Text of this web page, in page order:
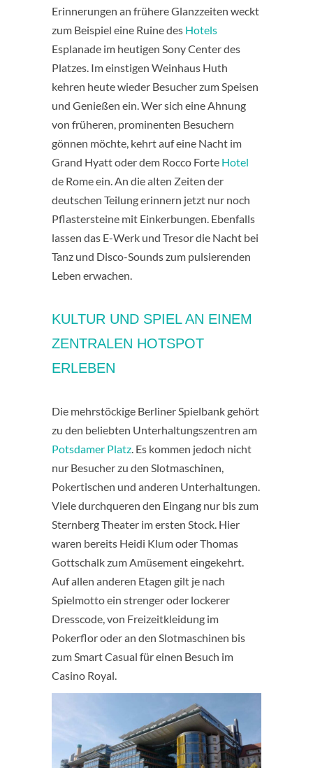
Erinnerungen an frühere Glanzzeiten weckt
zum Beispiel eine Ruine des Hotels
Esplanade im heutigen Sony Center des
Platzes. Im einstigen Weinhaus Huth
kehren heute wieder Besucher zum Speisen
und Genießen ein. Wer sich eine Ahnung
von früheren, prominenten Besuchern
gönnen möchte, kehrt auf eine Nacht im
Grand Hyatt oder dem Rocco Forte Hotel
de Rome ein. An die alten Zeiten der
deutschen Teilung erinnern jetzt nur noch
Pflastersteine mit Einkerbungen. Ebenfalls
lassen das E-Werk und Tresor die Nacht bei
Tanz und Disco-Sounds zum pulsierenden
Leben erwachen.
KULTUR UND SPIEL AN EINEM
ZENTRALEN HOTSPOT
ERLEBEN
Die mehrstöckige Berliner Spielbank gehört
zu den beliebten Unterhaltungszentren am
Potsdamer Platz. Es kommen jedoch nicht
nur Besucher zu den Slotmaschinen,
Pokertischen und anderen Unterhaltungen.
Viele durchqueren den Eingang nur bis zum
Sternberg Theater im ersten Stock. Hier
waren bereits Heidi Klum oder Thomas
Gottschalk zum Amüsement eingekehrt.
Auf allen anderen Etagen gilt je nach
Spielmotto ein strenger oder lockerer
Dresscode, von Freizeitkleidung im
Pokerflor oder an den Slotmaschinen bis
zum Smart Casual für einen Besuch im
Casino Royal.